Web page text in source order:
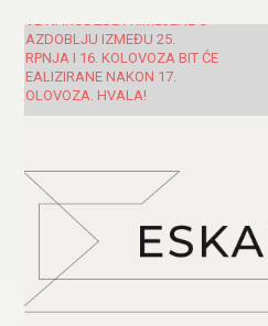
SVE NARUDŽBE PRIMLJENE U
RAZDOBLJU IZMEĐU 25.
SRPNJA I 16. KOLOVOZA BIT ĆE
REALIZIRANE NAKON 17.
KOLOVOZA. HVALA!